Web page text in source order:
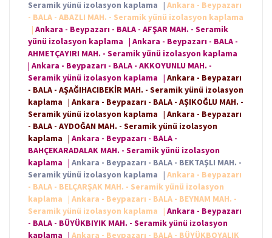
Seramik yünü izolasyon kaplama | Ankara - Beypazarı
- BALA - ABAZLI MAH. - Seramik yünü izolasyon kaplama
| Ankara - Beypazarı - BALA - AFŞAR MAH. - Seramik
yünü izolasyon kaplama | Ankara - Beypazarı - BALA -
AHMETÇAYIRI MAH. - Seramik yünü izolasyon kaplama
| Ankara - Beypazarı - BALA - AKKOYUNLU MAH. -
Seramik yünü izolasyon kaplama | Ankara - Beypazarı
- BALA - AŞAĞIHACIBEKİR MAH. - Seramik yünü izolasyon
kaplama | Ankara - Beypazarı - BALA - AŞIKOĞLU MAH. -
Seramik yünü izolasyon kaplama | Ankara - Beypazarı
- BALA - AYDOĞAN MAH. - Seramik yünü izolasyon
kaplama | Ankara - Beypazarı - BALA -
BAHÇEKARADALAK MAH. - Seramik yünü izolasyon
kaplama | Ankara - Beypazarı - BALA - BEKTAŞLI MAH. -
Seramik yünü izolasyon kaplama | Ankara - Beypazarı
- BALA - BELÇARŞAK MAH. - Seramik yünü izolasyon
kaplama
| Ankara - Beypazarı - BALA - BEYNAM MAH. -
Seramik yünü izolasyon kaplama
| Ankara - Beypazarı
- BALA - BÜYÜKBIYIK MAH. - Seramik yünü izolasyon
kaplama | Ankara - Beypazarı - BALA - BÜYÜKBOYALIK